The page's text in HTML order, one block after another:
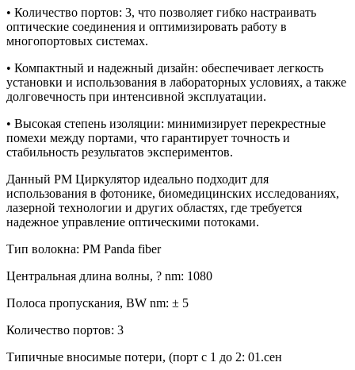
• Количество портов: 3, что позволяет гибко настраивать
оптические соединения и оптимизировать работу в
многопортовых системах.
• Компактный и надежный дизайн: обеспечивает легкость
установки и использования в лабораторных условиях, а также
долговечность при интенсивной эксплуатации.
• Высокая степень изоляции: минимизирует перекрестные
помехи между портами, что гарантирует точность и
стабильность результатов экспериментов.
Данный PM Циркулятор идеально подходит для
использования в фотонике, биомедицинских исследованиях,
лазерной технологии и других областях, где требуется
надежное управление оптическими потоками.
Тип волокна: PM Panda fiber
Центральная длина волны, ? nm: 1080
Полоса пропускания, BW nm: ± 5
Количество портов: 3
Типичные вносимые потери, (порт с 1 до 2: 01.сен